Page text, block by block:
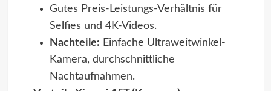
Gutes Preis-Leistungs-Verhältnis für
Selfies und 4K-Videos.
Nachteile: Einfache Ultraweitwinkel-
Kamera, durchschnittliche
Nachtaufnahmen.